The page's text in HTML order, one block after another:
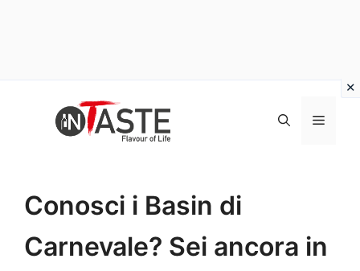
Menu
Conosci i Basin di
Carnevale? Sei ancora in